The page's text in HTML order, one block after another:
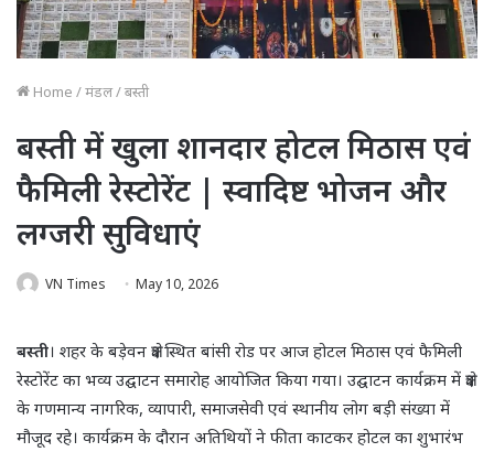
Home /मंडल/बस्ती
बस्ती में खुला शानदार होटल मिठास एवं
फैमिली रेस्टोरेंट | स्वादिष्ट भोजन और
लग्जरी सुविधाएं
VN Times May 10, 2026
बस्ती। शहर के बड़ेवन क्षेत्र स्थित बांसी रोड पर आज होटल मिठास एवं फैमिली
रेस्टोरेंट का भव्य उद्घाटन समारोह आयोजित किया गया। उद्घाटन कार्यक्रम में क्षेत्र
के गणमान्य नागरिक, व्यापारी, समाजसेवी एवं स्थानीय लोग बड़ी संख्या में
मौजूद रहे। कार्यक्रम के दौरान अतिथियों ने फीता काटकर होटल का शुभारंभ